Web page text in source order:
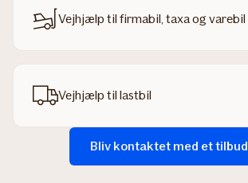
Vejhjælp til firmabil, taxa og varebil
Vejhjælp til lastbil
Bliv kontaktet med et tilbud